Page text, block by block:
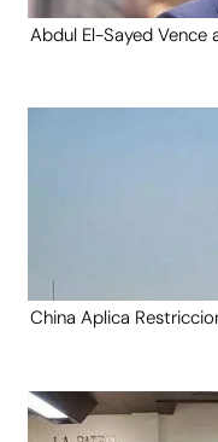
Abdul El-Sayed Vence
China Aplica